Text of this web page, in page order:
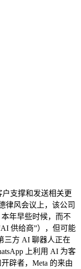
支撑和发送相关更
律风会议上，该公司
年早些时候，而不
供给商”），但可能
三方 AI 聊器人正在
上利用 AI 为客
辟者，Meta 的来由